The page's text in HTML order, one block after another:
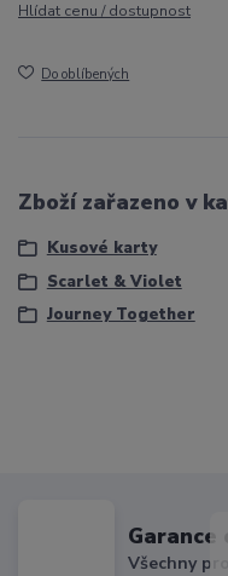
Hlídat cenu / dostupnost
Do oblíbených
Zboží zařazeno v
Kusové karty
Scarlet & Violet
Journey Together
Všechny